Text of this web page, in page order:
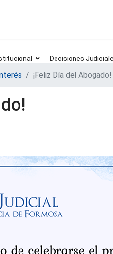
Decisiones
¡Feliz Día del Abogado!